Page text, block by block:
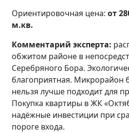
Ориентировочная цена: от
м.кв.
Комментарий эксперта:
обжитом районе в
Серебряного Бора.
благоприятная. Микрорайон
нельзя лучше подходит для
Покупка квартиры в ЖК
надёжные инвестиции при
пороге входа.